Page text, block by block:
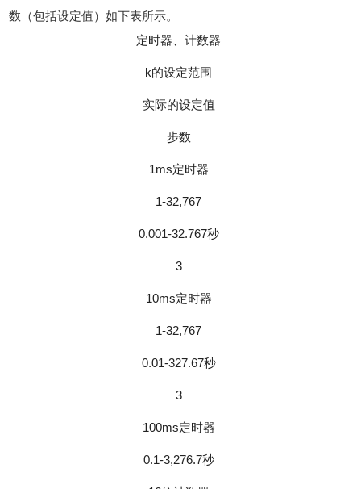
数（包括设定值）如下表所示。
定时器、计数器
k的设定范围
实际的设定值
步数
1ms定时器
1-32,767
0.001-32.767秒
3
10ms定时器
1-32,767
0.01-327.67秒
3
100ms定时器
0.1-3,276.7秒